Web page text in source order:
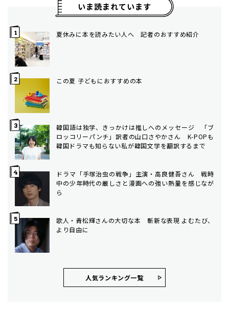
いま読まれています
夏休みに本を読みたい人へ 記者のおすすめ紹介
この夏 子どもにおすすめの本
韓国語は独学、きっかけは推しへのメッセージ 「ブ
ロッコリーパンチ」訳者の山口さやかさん K-POPも
韓国ドラマも知らない私が韓国文学を翻訳するまで
ドラマ「手塚治虫の戦争」主演・高良健吾さん 戦時
中の少年時代の厳しさと漫画への強い熱量を感じなが
ら
歌人・青松輝さんの大切な本 斬新な表現 よむたび、
より自由に
人気ランキング⼀覧